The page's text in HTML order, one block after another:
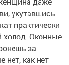
укутавшись
практически
холод. Оконные
за
нет, как нет